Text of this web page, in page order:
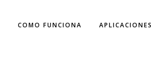
COMO FUNCIONA APLICACIONES